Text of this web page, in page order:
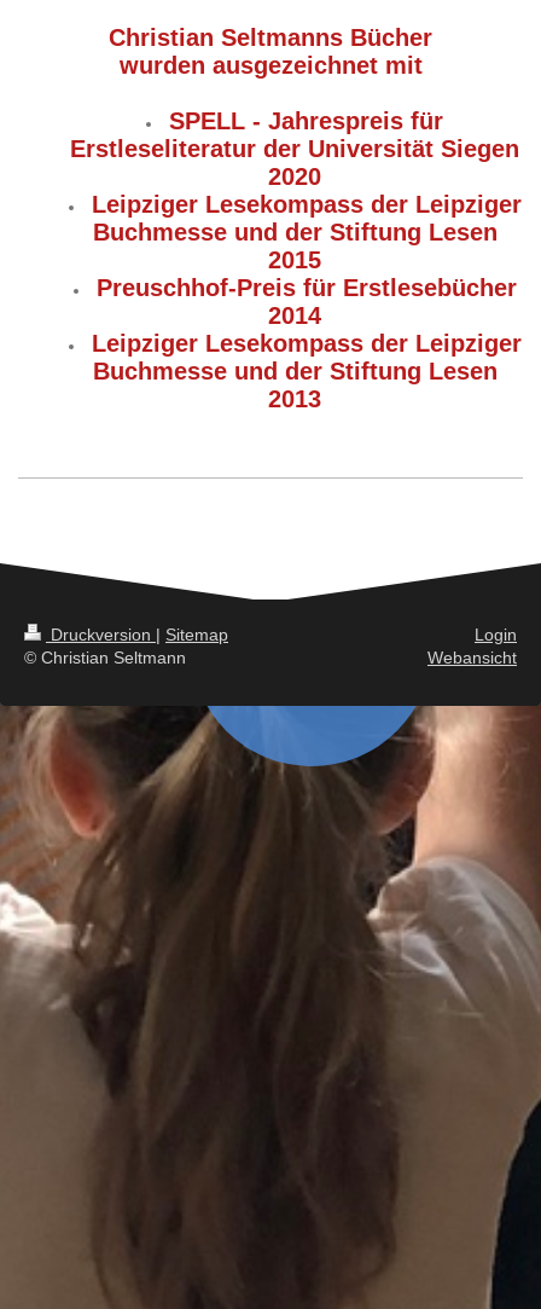
Christian Seltmanns Bücher
wurden ausgezeichnet mit
SPELL - Jahrespreis für
Erstleseliteratur der Universität Siegen
2020
Leipziger Lesekompass der Leipziger
Buchmesse und der Stiftung Lesen
2015
Preuschhof-Preis für Erstlesebücher
2014
Leipziger Lesekompass der Leipziger
Buchmesse und der Stiftung Lesen
2013
Druckversion | Sitemap
© Christian Seltmann
Login
Webansicht